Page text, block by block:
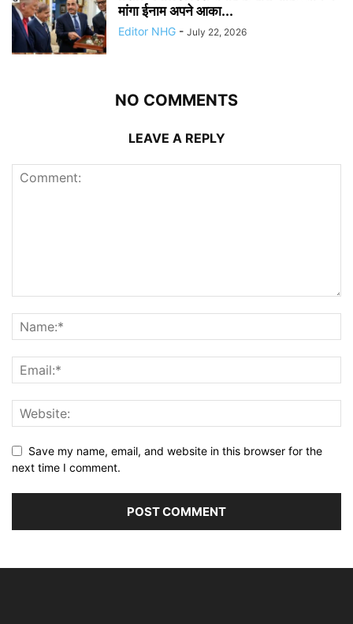
मांगा ईनाम अपने आका...
Editor NHG - July 22, 2026
NO COMMENTS
LEAVE A REPLY
Save my name, email, and website in this browser for the
next time I comment.